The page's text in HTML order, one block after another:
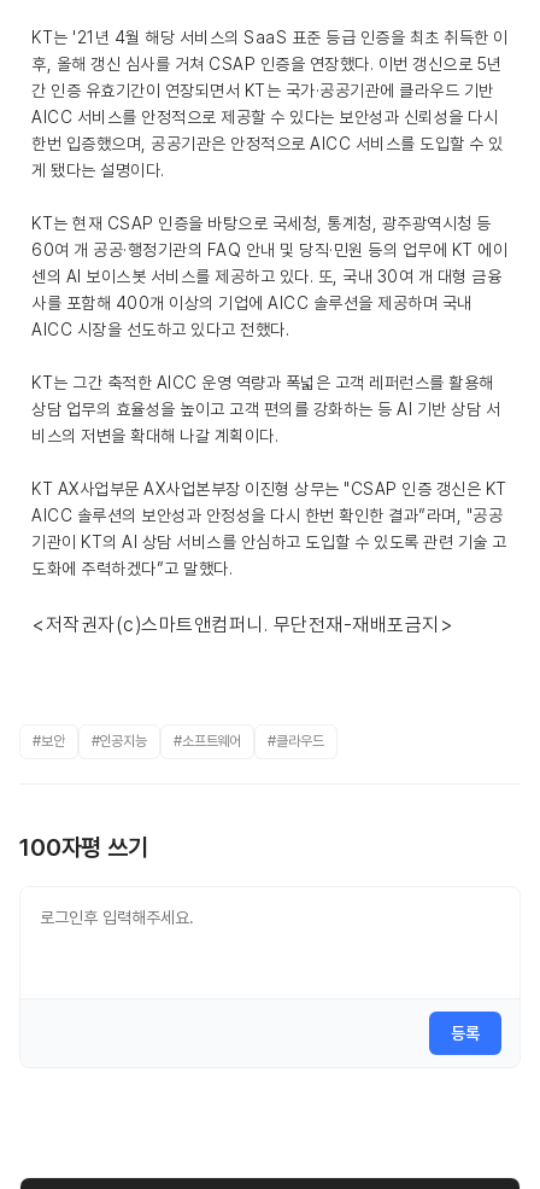
KT는 '21년 4월 해당 서비스의 SaaS 표준 등급 인증을 최초 취득한 이
후, 올해 갱신 심사를 거쳐 CSAP 인증을 연장했다. 이번 갱신으로 5년
간 인증 유효기간이 연장되면서 KT는 국가·공공기관에 클라우드 기반
AICC 서비스를 안정적으로 제공할 수 있다는 보안성과 신뢰성을 다시
한번 입증했으며, 공공기관은 안정적으로 AICC 서비스를 도입할 수 있
게 됐다는 설명이다.
KT는 현재 CSAP 인증을 바탕으로 국세청, 통계청, 광주광역시청 등
60여 개 공공·행정기관의 FAQ 안내 및 당직·민원 등의 업무에 KT 에이
센의 AI 보이스봇 서비스를 제공하고 있다. 또, 국내 30여 개 대형 금융
사를 포함해 400개 이상의 기업에 AICC 솔루션을 제공하며 국내
AICC 시장을 선도하고 있다고 전했다.
KT는 그간 축적한 AICC 운영 역량과 폭넓은 고객 레퍼런스를 활용해
상담 업무의 효율성을 높이고 고객 편의를 강화하는 등 AI 기반 상담 서
비스의 저변을 확대해 나갈 계획이다.
KT AX사업부문 AX사업본부장 이진형 상무는 "CSAP 인증 갱신은 KT
AICC 솔루션의 보안성과 안정성을 다시 한번 확인한 결과”라며, "공공
기관이 KT의 AI 상담 서비스를 안심하고 도입할 수 있도록 관련 기술 고
도화에 주력하겠다”고 말했다.
<저작권자(c)스마트앤컴퍼니. 무단전재-재배포금지>
#보안 #인공지능 #소프트웨어 #클라우드
100자평 쓰기
등록